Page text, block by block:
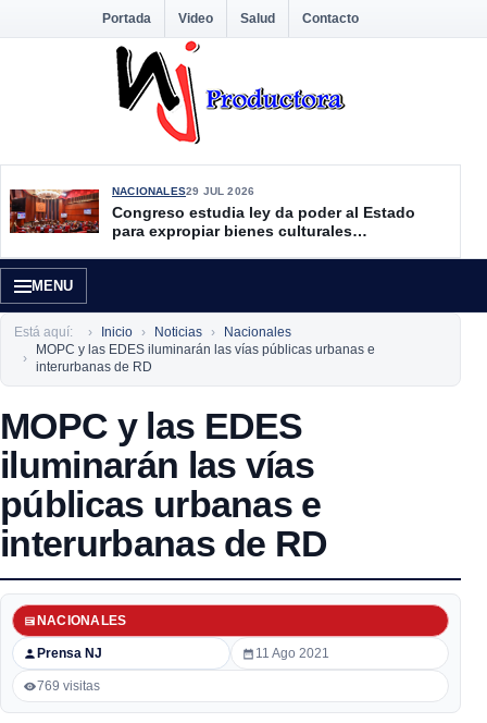
Portada Video Salud Contacto
NACIONALES29 JUL 2026
Congreso estudia ley da poder al Estado
para expropiar bienes culturales
MENU
Está aquí: Inicio Noticias
Nacionales
MOPC y las EDES iluminarán las vías públicas urbanas e
interurbanas de RD
MOPC y las EDES
iluminarán las vías
públicas urbanas e
interurbanas de RD
Prensa NJ
NACIONALES
11 Ago 2021
769 visitas